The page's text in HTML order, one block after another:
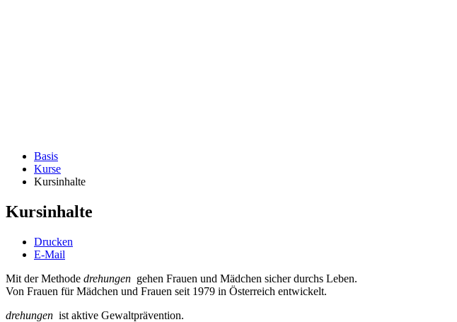
Basis
Kurse
Kursinhalte
Kursinhalte
Drucken
E-Mail
Mit der Methode drehungen gehen Frauen und Mädchen sicher durchs Leben.
Von Frauen für Mädchen und Frauen seit 1979 in Österreich entwickelt.
drehungen ist aktive Gewaltprävention.